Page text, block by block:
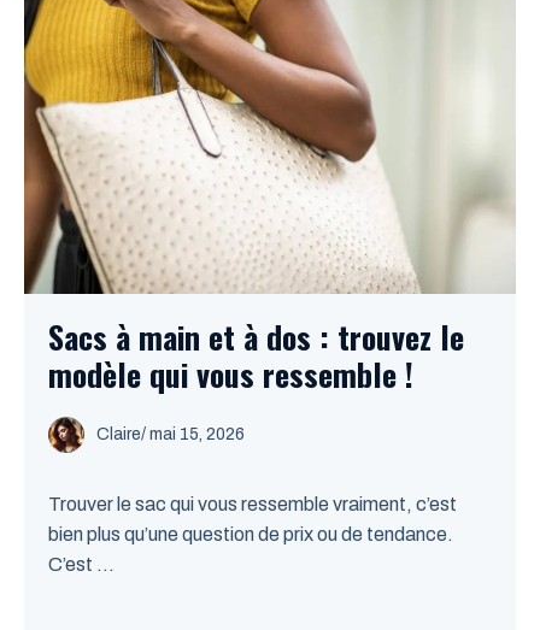
Sacs à main et à dos : trouvez le
modèle qui vous ressemble !
Claire/ mai 15, 2026
Trouver le sac qui vous ressemble vraiment, c’est
bien plus qu’une question de prix ou de tendance.
C’est ...